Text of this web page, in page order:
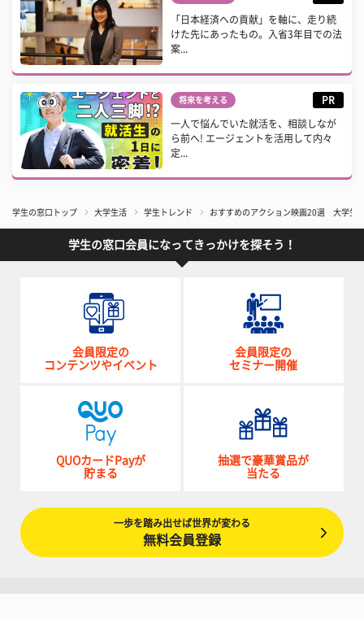
「日本経済への貢献」を軸に、走り続
けた先にあったもの。入省3年目での法
案...
将来を考える PR
一人で悩んでいた就活を、相談しなが
ら前へ! エージェントを活用して内々
定...
学生の窓口トップ 大学生活 学生トレンド おすすめのアクション映画20選 大学生
学生の窓口会員になってきっかけを探そう！
会員限定の
コンテンツやイベント
会員限定の
セミナー開催
QUOカードPayが
貯まる
抽選で豪華賞品が
当たる
一歩を踏み出せば世界が変わる
無料会員登録